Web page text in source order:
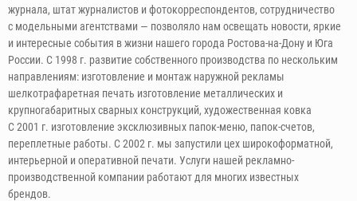
журнала, штат журналистов и фотокорреспондентов, сотрудничество
с модельными агентствами — позволяло нам освещать новости, яркие
и интересные события в жизни нашего города Ростова-на-Дону и Юга
России. С 1998 г. развитие собственного производства по нескольким
направлениям: изготовление и монтаж наружной рекламы
шелкотрафаретная печать изготовление металлических и
крупногабаритных сварных конструкций, художественная ковка
С 2001 г. изготовление эксклюзивных папок-меню, папок-счетов,
переплетные работы. С 2002 г. мы запустили цех широкоформатной,
интерьерной и оперативной печати. Услуги нашей рекламно-
производственной компании работают для многих известных
брендов.